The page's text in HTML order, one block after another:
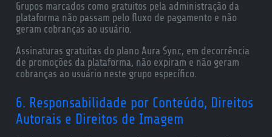
Grupos marcados como gratuitos pela administração da
plataforma não passam pelo fluxo de pagamento e não
geram cobranças ao usuário.
Assinaturas gratuitas do plano Aura Sync, em decorrência
de promoções da plataforma, não expiram e não geram
cobranças ao usuário neste grupo específico.
6. Responsabilidade por Conteúdo, Direitos
Autorais e Direitos de Imagem